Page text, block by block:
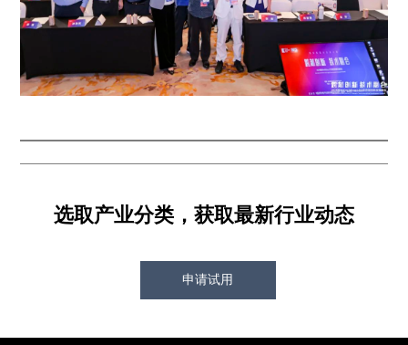
选取产业分类，获取最新行业动态
申请试用